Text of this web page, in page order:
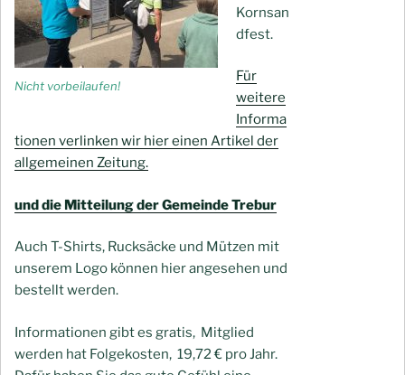
Nicht vorbeilaufen!
Kornsan
dfest.
Für
weitere
Informa
tionen verlinken wir hier einen Artikel der
allgemeinen Zeitung.
und die Mitteilung der Gemeinde Trebur
Auch T-Shirts, Rucksäcke und Mützen mit
unserem Logo können hier angesehen und
bestellt werden.
Informationen gibt es gratis, Mitglied
werden hat Folgekosten, 19,72 € pro Jahr.